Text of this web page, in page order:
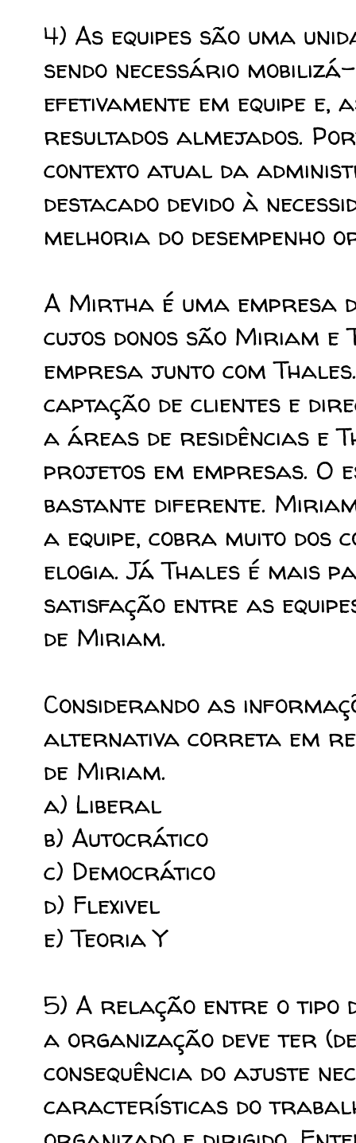
4) As equipes são uma
sendo necessário
efetivamente em equipe e,
resultados almejados.
contexto atual da
destacado devido à
melhoria do desempenho
A Mirtha é uma empresa
cujos donos são Miriam e
empresa junto com
captação de clientes e
a áreas de residências e
projetos em empresas. O
bastante diferente.
a equipe, cobra muito dos
elogia. Já Thales é mais
satisfação entre as
de Miriam.
Considerando as
alternativa correta em
de Miriam.
a) Liberal
b) Autocrático
c) Democrático
d) Flexivel
e) Teoria Y
5) A relação entre o tipo
a organização deve ter
consequência do ajuste
características do